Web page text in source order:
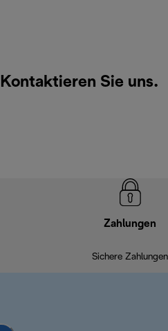
Kontaktieren Sie uns.
Zahlungen
Sichere Zahlungen